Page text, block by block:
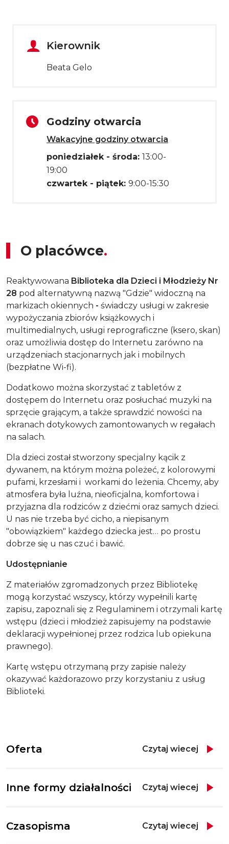
Kierownik
Beata Gelo
Godziny otwarcia
Wakacyjne godziny otwarcia
poniedziałek - środa: 13:00-
19:00
czwartek - piątek: 9:00-15:30
O placówce
Reaktywowana Biblioteka dla Dzieci i Młodzieży Nr
28 pod alternatywną nazwą "Gdzie" widoczną na
markizach okiennych - świadczy usługi w zakresie
wypożyczania zbiorów książkowych i
multimedialnych, usługi reprograficzne (ksero, skan)
oraz umożliwia dostęp do Internetu zarówno na
urządzeniach stacjonarnych jak i mobilnych
(bezpłatne Wi-fi).
Dodatkowo można skorzystać z tabletów z
dostępem do Internetu oraz posłuchać muzyki na
sprzęcie grającym, a także sprawdzić nowości na
ekranach dotykowych zamontowanych w regałach
na salach.
Dla dzieci został stworzony specjalny kącik z
dywanem, na którym można poleżeć, z kolorowymi
pufami, krzesłami i workami do leżenia. Chcemy, aby
atmosfera była luźna, nieoficjalna, komfortowa i
przyjazna dla rodziców z dziećmi oraz samych dzieci.
U nas nie trzeba być cicho, a niepisanym
"obowiązkiem" każdego dziecka jest… po prostu
dobrze się u nas czuć i bawić.
Udostępnianie
Z materiałów zgromadzonych przez Bibliotekę
mogą korzystać wszyscy, którzy wypełnili kartę
zapisu, zapoznali się z Regulaminem i otrzymali kartę
wstępu (dzieci i młodzież zapisujemy na podstawie
deklaracji wypełnionej przez rodzica lub opiekuna
prawnego).
Kartę wstępu otrzymaną przy zapisie należy
okazywać każdorazowo przy korzystaniu z usług
Biblioteki.
Oferta Czytaj wiecej
Inne formy działalności Czytaj wiecej
Czasopisma Czytaj wiecej